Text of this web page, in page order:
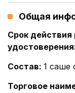
Общая
Срок действия
удостоверения
Состав: 1 саше
Торговое